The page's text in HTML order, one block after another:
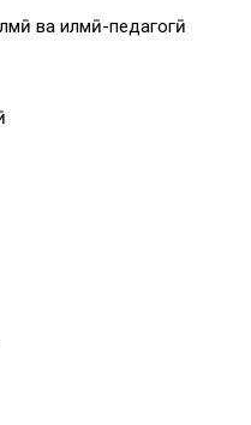
ва илмӣ-педагогӣ